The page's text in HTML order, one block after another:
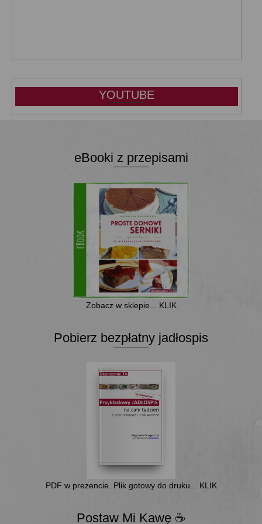
YOUTUBE
eBooki z przepisami
Zobacz w sklepie... KLIK
Pobierz bezpłatny jadłospis
PDF w prezencie. Plik gotowy do druku... KLIK
Postaw Mi Kawę ☕